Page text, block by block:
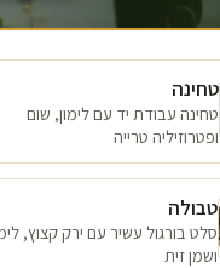
טחינה
טחינה עבודת יד עם לימון, שום
ופטרוזיליה טרייה
טבולה
סלט בורגול עשיר עם ירק קצוץ,
ושמן זית